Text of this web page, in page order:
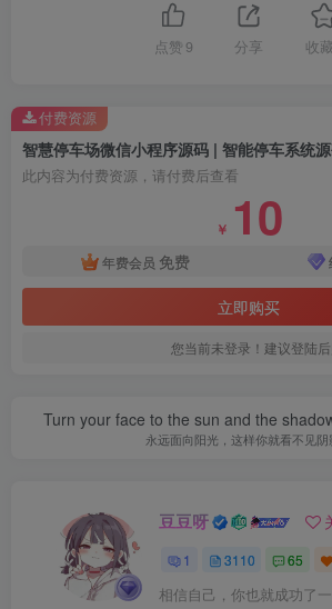
点赞 9 分享 收藏
智慧停车场微信小程序源码 | 智能停车系统
此内容为付费资源，请付费后查看
￥ 10
年费会员 免费
立即购买
您当前未登录！建议登陆
付费资源
Turn your face to the sun and the
永远面向阳光，这样你就看不见阴
豆豆呀
1 3110 65
相信自己，你也就成功了